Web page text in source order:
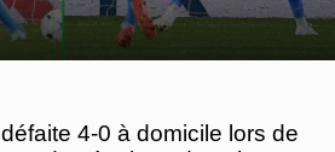
4-0 à domicile lors de